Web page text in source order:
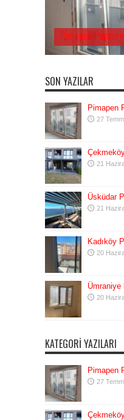
Pimapen
SON YAZILAR
Pimapen
27
21
Üsküdar
21
Kadıköy
20
Ümraniye
20
KATEGORI YAZILARI
Pimapen
27